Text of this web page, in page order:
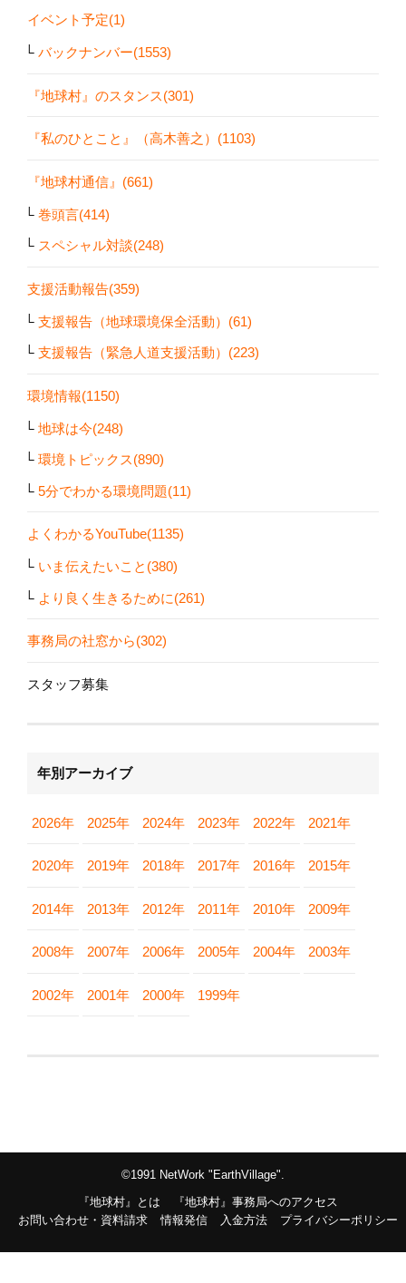
イベント予定(1)
バックナンバー(1553)
『地球村』のスタンス(301)
『私のひとこと』（高木善之）(1103)
『地球村通信』(661)
巻頭言(414)
スペシャル対談(248)
支援活動報告(359)
支援報告（地球環境保全活動）(61)
支援報告（緊急人道支援活動）(223)
環境情報(1150)
地球は今(248)
環境トピックス(890)
5分でわかる環境問題(11)
よくわかるYouTube(1135)
いま伝えたいこと(380)
より良く生きるために(261)
事務局の社窓から(302)
スタッフ募集
年別アーカイブ
2026年 2025年 2024年 2023年 2022年 2021年
2020年 2019年 2018年 2017年 2016年 2015年
2014年 2013年 2012年 2011年 2010年 2009年
2008年 2007年 2006年 2005年 2004年 2003年
2002年 2001年 2000年 1999年
©1991 NetWork "EarthVillage".
『地球村』とは
『地球村』事務局へのアクセス
お問い合わせ・資料請求
情報発信 入金方法 プライバシーポリシー